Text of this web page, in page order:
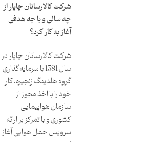
شرکت کالارسانان چاپار از
چه سالی و با چه هدفی
آغاز به کار کرد؟
شرکت کالارسانان چاپار در
سال 1381 با سرمایه‌گذاری
گروه هلدینگ زنجیره، کار
خود را با اخذ مجوز از
سازمان هواپیمایی
کشوری و با تمرکز بر ارائه
سرویس حمل هوایی آغاز